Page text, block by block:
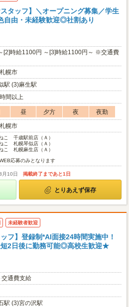
スタッフ】＼オープニング募集／学生
自由・未経験歓迎◎社割あり
[2]時給1100円 ～[3]時給1100円～ ※交通費
幌市
駅 (3)麻生駅
間以上
昼 夕方 夜
夜勤
幌市
こ 千歳駅前店（Ａ）
こ 札幌琴似店（Ａ）
こ 札幌麻生店（Ａ）
応募のみとなります
月10日 掲載終了まであと1日
とりあえず保存
未経験者歓迎
ッフ】登録制*AI面接24時間実施中！
短2日後に勤務可能◎高校生歓迎★
通費支給
駅 (3)宮の沢駅